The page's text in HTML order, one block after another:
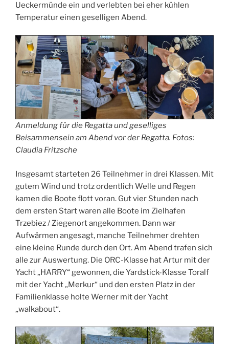
Ueckermünde ein und verlebten bei eher kühlen
Temperatur einen geselligen Abend.
Anmeldung für die Regatta und geselliges
Beisammensein am Abend vor der Regatta. Fotos:
Claudia Fritzsche
Insgesamt starteten 26 Teilnehmer in drei Klassen. Mit
gutem Wind und trotz ordentlich Welle und Regen
kamen die Boote flott voran. Gut vier Stunden nach
dem ersten Start waren alle Boote im Zielhafen
Trzebiez / Ziegenort angekommen. Dann war
Aufwärmen angesagt, manche Teilnehmer drehten
eine kleine Runde durch den Ort. Am Abend trafen sich
alle zur Auswertung. Die ORC-Klasse hat Artur mit der
Yacht „HARRY“ gewonnen, die Yardstick-Klasse Toralf
mit der Yacht „Merkur“ und den ersten Platz in der
Familienklasse holte Werner mit der Yacht
„walkabout“.